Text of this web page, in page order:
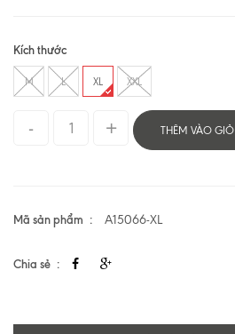
Kích thước
M L XL XXL
THÊM VÀO GIỎ
Mã sản phẩm A15066-XL
Chia sẻ